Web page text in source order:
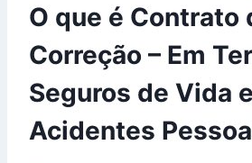
O que é Contrato
Correção – Em
Seguros de Vida e
Acidentes